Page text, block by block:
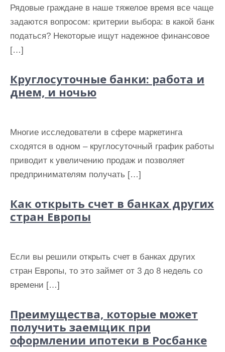
Рядовые граждане в наше тяжелое время все чаще
задаются вопросом: критерии выбора: в какой банк
податься? Некоторые ищут надежное финансовое
[…]
Круглосуточные банки: работа и
днем, и ночью
Многие исследователи в сфере маркетинга
сходятся в одном – круглосуточный график работы
приводит к увеличению продаж и позволяет
предпринимателям получать […]
Как открыть счет в банках других
стран Европы
Если вы решили открыть счет в банках других
стран Европы, то это займет от 3 до 8 недель со
времени […]
Преимущества, которые может
получить заемщик при
оформлении ипотеки в Росбанке